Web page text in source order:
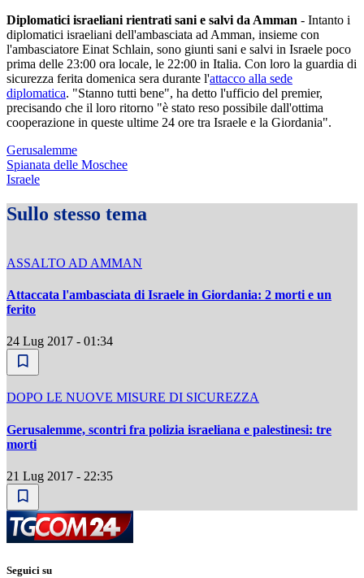
Diplomatici israeliani rientrati sani e salvi da Amman - Intanto i
diplomatici israeliani dell'ambasciata ad Amman, insieme con
l'ambasciatore Einat Schlain, sono giunti sani e salvi in Israele poco
prima delle 23:00 ora locale, le 22:00 in Italia. Con loro la guardia di
sicurezza ferita domenica sera durante l'attacco alla sede
diplomatica. "Stanno tutti bene", ha detto l'ufficio del premier,
precisando che il loro ritorno "è stato reso possibile dall'ottima
cooperazione in queste ultime 24 ore tra Israele e la Giordania".
Gerusalemme
Spianata delle Moschee
Israele
Sullo stesso tema
ASSALTO AD AMMAN
Attaccata l'ambasciata di Israele in Giordania: 2 morti e un
ferito
24 Lug 2017 - 01:34
DOPO LE NUOVE MISURE DI SICUREZZA
Gerusalemme, scontri fra polizia israeliana e palestinesi: tre
morti
21 Lug 2017 - 22:35
Seguici su